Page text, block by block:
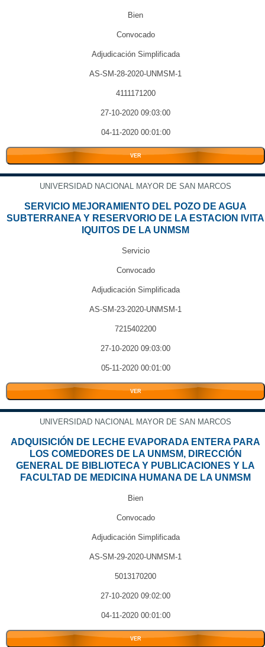
Bien
Convocado
Adjudicación Simplificada
AS-SM-28-2020-UNMSM-1
4111171200
27-10-2020 09:03:00
04-11-2020 00:01:00
VER
UNIVERSIDAD NACIONAL MAYOR DE SAN MARCOS
SERVICIO MEJORAMIENTO DEL POZO DE AGUA
SUBTERRANEA Y RESERVORIO DE LA ESTACION IVITA
IQUITOS DE LA UNMSM
Servicio
Convocado
Adjudicación Simplificada
AS-SM-23-2020-UNMSM-1
7215402200
27-10-2020 09:03:00
05-11-2020 00:01:00
VER
UNIVERSIDAD NACIONAL MAYOR DE SAN MARCOS
ADQUISICIÓN DE LECHE EVAPORADA ENTERA PARA
LOS COMEDORES DE LA UNMSM, DIRECCIÓN
GENERAL DE BIBLIOTECA Y PUBLICACIONES Y LA
FACULTAD DE MEDICINA HUMANA DE LA UNMSM
Bien
Convocado
Adjudicación Simplificada
AS-SM-29-2020-UNMSM-1
5013170200
27-10-2020 09:02:00
04-11-2020 00:01:00
VER